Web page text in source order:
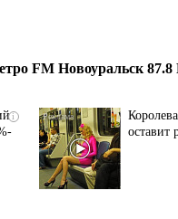
FM Новоуральск 87.8
i
оставит